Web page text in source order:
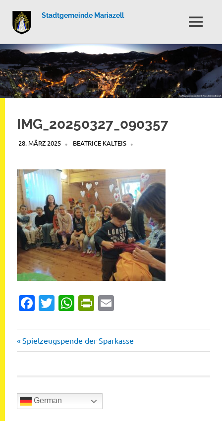
Zum
springen
Stadtgemeinde Mariazell
MENÜ
IMG_20250327_090357
28. MÄRZ 2025 BEATRICE KALTEIS
Facebook
Twitter
WhatsApp
PrintFriendly
Beitragsnavigation
Vorheriger
Beitrag:
Spielzeugspende der Sparkasse
German